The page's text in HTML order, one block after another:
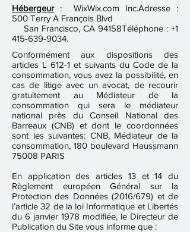
Hébergeur
: WixWix.com Inc.Adresse :
500 Terry A François Blvd
San Francisco, CA 94158Téléphone : +1
415-639-9034. ​
Conformément aux dispositions des
articles L 612-1 et suivants du Code de la
consommation, vous avez la possibilité, en
cas de litige avec un avocat, de recourir
gratuitement au Médiateur de la
consommation qui sera le médiateur
national près du Conseil National des
Barreaux (CNB) et dont le coordonnées
sont les suivantes: CNB, Médiateur de la
consommation, 180 boulevard Haussmann
75008 PARIS
En application des articles 13 et 14 du
Règlement européen Général sur la
Protection des Données (2016/679) et de
l’article 32 de la loi Informatique et Libertés
du 6 janvier 1978 modifiée, le Directeur de
Publication du Site vous informe que :